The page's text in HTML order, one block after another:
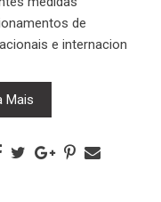
de
e internacion
Mais